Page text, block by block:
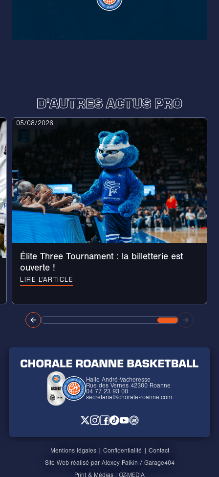
D'AUTRES ACTUS PRO
05/08/2026
Élite Three Tournament : la billetterie est
ouverte !
LIRE L'ARTICLE
Halle André-Vacheresse
Rue des Vernes 42300 Roanne
04 77 23 93 00
secretariat@chorale-roanne.com
Mentions légales| Confidentialité
Contact
Site Web réalisé par Alexey Palkin / Garage404
Print & Médias : OZ-MEDIA